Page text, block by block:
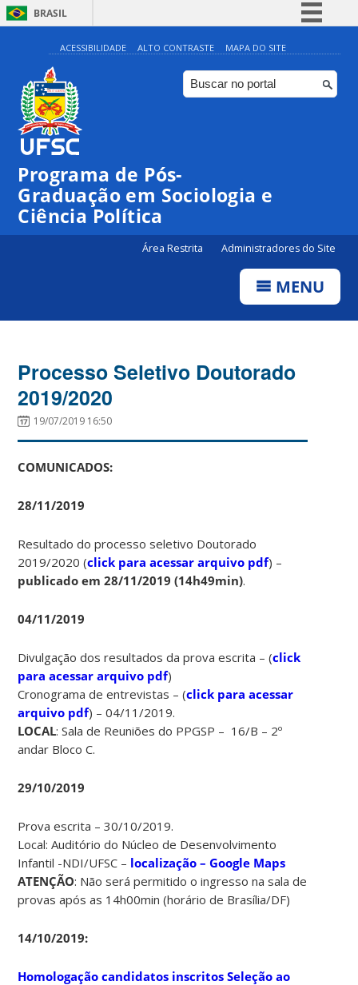
BRASIL
Simplifique!
Comunica BR
Participe
ACESSIBILIDADE ALTO CONTRASTE MAPA DO SITE
Programa de Pós-
Graduação em Sociologia e
Ciência Política
Área Restrita Administradores do Site
MENU
Processo Seletivo Doutorado
2019/2020
19/07/2019 16:50
COMUNICADOS:
28/11/2019
Resultado do processo seletivo Doutorado
2019/2020 (click para acessar arquivo pdf) –
publicado em 28/11/2019 (14h49min).
04/11/2019
Divulgação dos resultados da prova escrita – (click
para acessar arquivo pdf)
Cronograma de entrevistas – (click para acessar
arquivo pdf) – 04/11/2019.
LOCAL: Sala de Reuniões do PPGSP – 16/B – 2º
andar Bloco C.
29/10/2019
Prova escrita – 30/10/2019.
Local: Auditório do Núcleo de Desenvolvimento
Infantil -NDI/UFSC – localização – Google Maps
ATENÇÃO: Não será permitido o ingresso na sala de
provas após as 14h00min (horário de Brasília/DF)
14/10/2019:
Homologação candidatos inscritos Seleção ao